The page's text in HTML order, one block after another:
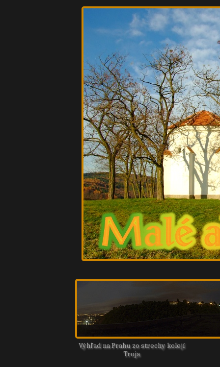
Výhľad na Prahu zo strechy kolejí
Troja